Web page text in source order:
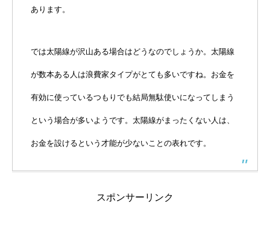
あります。
では太陽線が沢山ある場合はどうなのでしょうか。太陽線
が数本ある人は浪費家タイプがとても多いですね。お金を
有効に使っているつもりでも結局無駄使いになってしまう
という場合が多いようです。太陽線がまったくない人は、
お金を設けるという才能が少ないことの表れです。
スポンサーリンク